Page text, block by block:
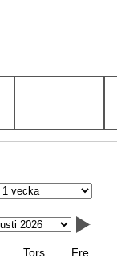
Tors Fre